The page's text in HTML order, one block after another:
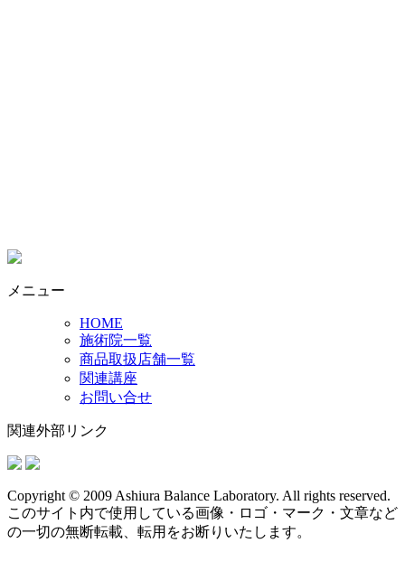
メニュー
HOME
施術院一覧
商品取扱店舗一覧
関連講座
お問い合せ
関連外部リンク
Copyright © 2009 Ashiura Balance Laboratory. All rights reserved.
このサイト内で使用している画像・ロゴ・マーク・文章など
の一切の無断転載、転用をお断りいたします。